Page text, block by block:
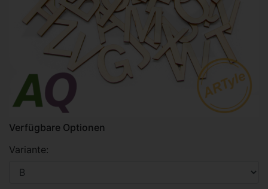
Verfügbare Optionen
Variante: